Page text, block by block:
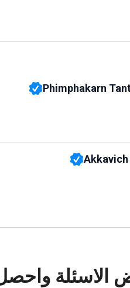
Phimphakarn
الاسئلة